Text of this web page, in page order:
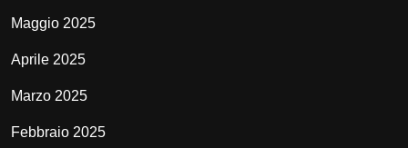
Maggio 2025
Aprile 2025
Marzo 2025
Febbraio 2025